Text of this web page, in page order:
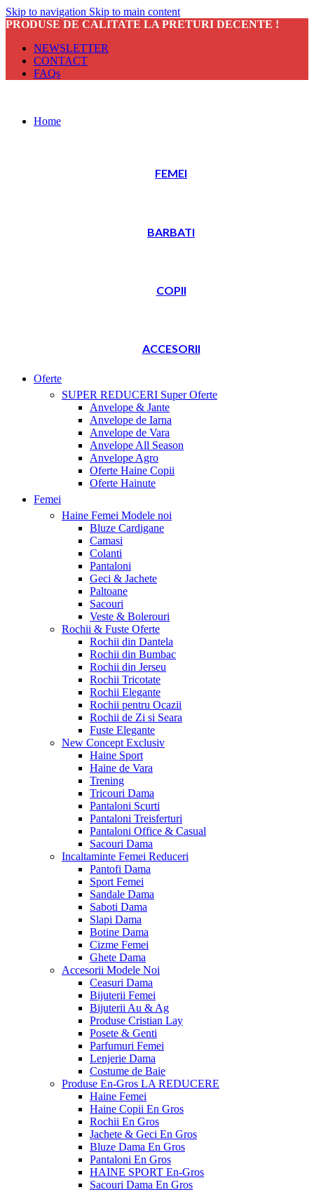
Skip to navigation Skip to main content
PRODUSE DE CALITATE LA PRETURI DECENTE !
NEWSLETTER
CONTACT
FAQs
Home
FEMEI
BARBATI
COPII
ACCESORII
Oferte
SUPER REDUCERI Super Oferte
Anvelope & Jante
Anvelope de Iarna
Anvelope de Vara
Anvelope All Season
Anvelope Agro
Oferte Haine Copii
Oferte Hainute
Femei
Haine Femei Modele noi
Bluze Cardigane
Camasi
Colanti
Pantaloni
Geci & Jachete
Paltoane
Sacouri
Veste & Bolerouri
Rochii & Fuste Oferte
Rochii din Dantela
Rochii din Bumbac
Rochii din Jerseu
Rochii Tricotate
Rochii Elegante
Rochii pentru Ocazii
Rochii de Zi si Seara
Fuste Elegante
New Concept Exclusiv
Haine Sport
Haine de Vara
Trening
Tricouri Dama
Pantaloni Scurti
Pantaloni Treisferturi
Pantaloni Office & Casual
Sacouri Dama
Incaltaminte Femei Reduceri
Pantofi Dama
Sport Femei
Sandale Dama
Saboti Dama
Slapi Dama
Botine Dama
Cizme Femei
Ghete Dama
Accesorii Modele Noi
Ceasuri Dama
Bijuterii Femei
Bijuterii Au & Ag
Produse Cristian Lay
Posete & Genti
Parfumuri Femei
Lenjerie Dama
Costume de Baie
Produse En-Gros LA REDUCERE
Haine Femei
Haine Copii En Gros
Rochii En Gros
Jachete & Geci En Gros
Bluze Dama En Gros
Pantaloni En Gros
HAINE SPORT En-Gros
Sacouri Dama En Gros